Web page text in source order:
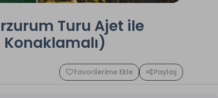
Turu Ajet ile
Konaklamalı)
Favorilerime Ekle Paylaş